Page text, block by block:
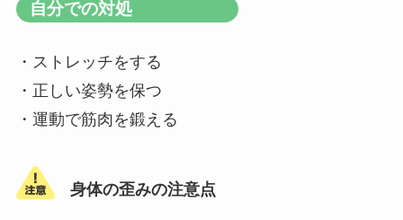
自分での対処
・ストレッチをする
・正しい姿勢を保つ
・運動で筋肉を鍛える
身体の歪みの注意点